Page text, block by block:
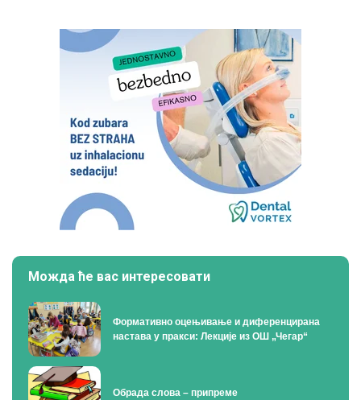
Можда ће вас интересовати
Формативно оцењивање и диференцирана
настава у пракси: Лекције из ОШ „Чегар“
Oбрада слова – припреме